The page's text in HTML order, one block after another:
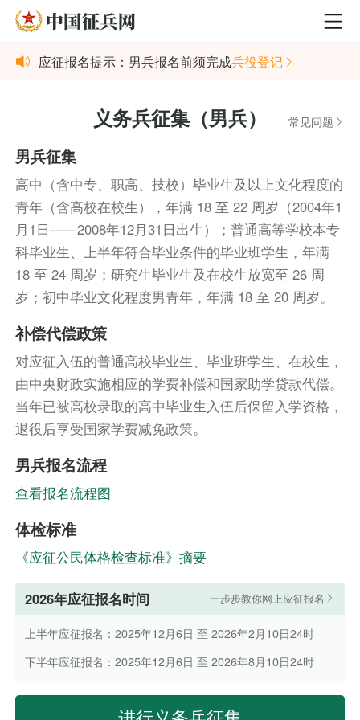
应征报名提示：男兵报名前须完成兵役登记
义务兵征集（男兵） 常见问题
男兵征集
高中（含中专、职高、技校）毕业生及以上文化程度的
青年（含高校在校生），年满 18 至 22 周岁（2004年1
月1日——2008年12月31日出生）；普通高等学校本专
科毕业生、上半年符合毕业条件的毕业班学生，年满
18 至 24 周岁；研究生毕业生及在校生放宽至 26 周
岁；初中毕业文化程度男青年，年满 18 至 20 周岁。
补偿代偿政策
对应征入伍的普通高校毕业生、毕业班学生、在校生，
由中央财政实施相应的学费补偿和国家助学贷款代偿。
当年已被高校录取的高中毕业生入伍后保留入学资格，
退役后享受国家学费减免政策。
男兵报名流程
查看报名流程图
体检标准
《应征公民体格检查标准》摘要
2026年应征报名时间 一步步教你网上应征报名
上半年应征报名：2025年12月6日 至 2026年2月10日24时
下半年应征报名：2025年12月6日 至 2026年8月10日24时